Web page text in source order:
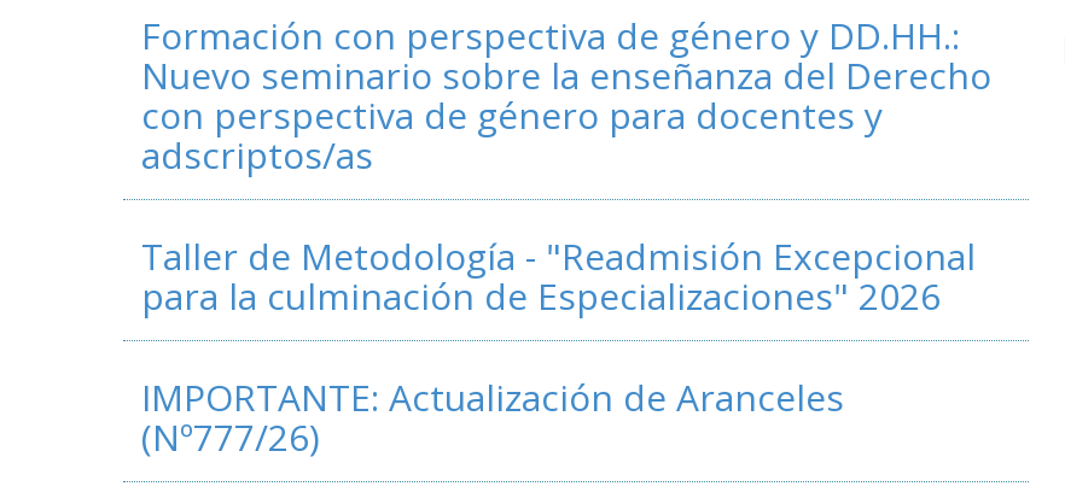
Formación con perspectiva de género y DD.HH.:
Nuevo seminario sobre la enseñanza del Derecho
con perspectiva de género para docentes y
adscriptos/as
Taller de Metodología - "Readmisión Excepcional
para la culminación de Especializaciones" 2026
IMPORTANTE: Actualización de Aranceles
(Nº777/26)